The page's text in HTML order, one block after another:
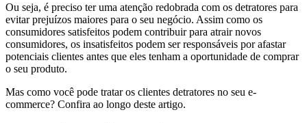
Ou seja, é preciso ter uma atenção redobrada com os detratores para
evitar prejuízos maiores para o seu negócio. Assim como os
consumidores satisfeitos podem contribuir para atrair novos
consumidores, os insatisfeitos podem ser responsáveis por afastar
potenciais clientes antes que eles tenham a oportunidade de comprar
o seu produto.
Mas como você pode tratar os clientes detratores no seu e-
commerce? Confira ao longo deste artigo.